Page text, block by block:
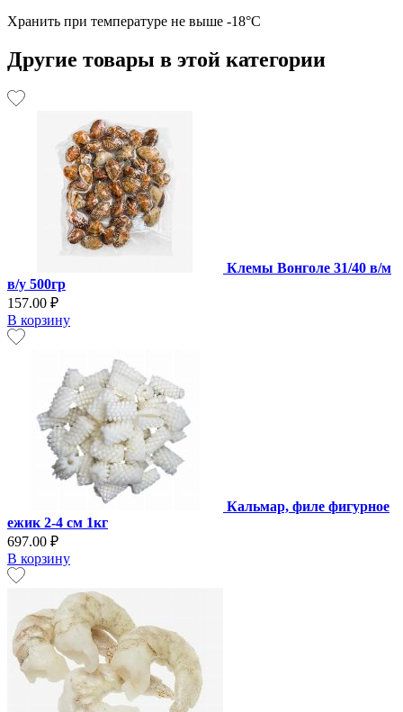
Хранить при температуре не выше -18°С
Другие товары в этой категории
Клемы Вонголе 31/40 в/м
в/у 500гр
157.00 ₽
В корзину
Кальмар, филе фигурное
ежик 2-4 см 1кг
697.00 ₽
В корзину